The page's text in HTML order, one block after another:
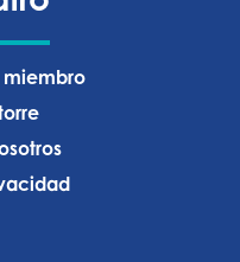
miembro